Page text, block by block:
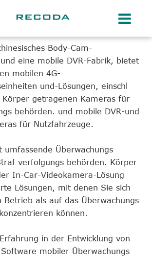
EINHEITEN
ZENTRUM
Body-Cam-
eine mobile DVR-Fabrik, bietet
mobilen 4G-
und-Lösungen, einschl
getragenen Kameras für
behörden. und mobile DVR-und
für Nutzfahrzeuge.
umfassende Überwachungs
verfolgungs behörden. Körper
In-Car-Videokamera-Lösung
Lösungen, mit denen Sie sich
als auf das Überwachungs
können.
in der Entwicklung von
mobiler Überwachungs